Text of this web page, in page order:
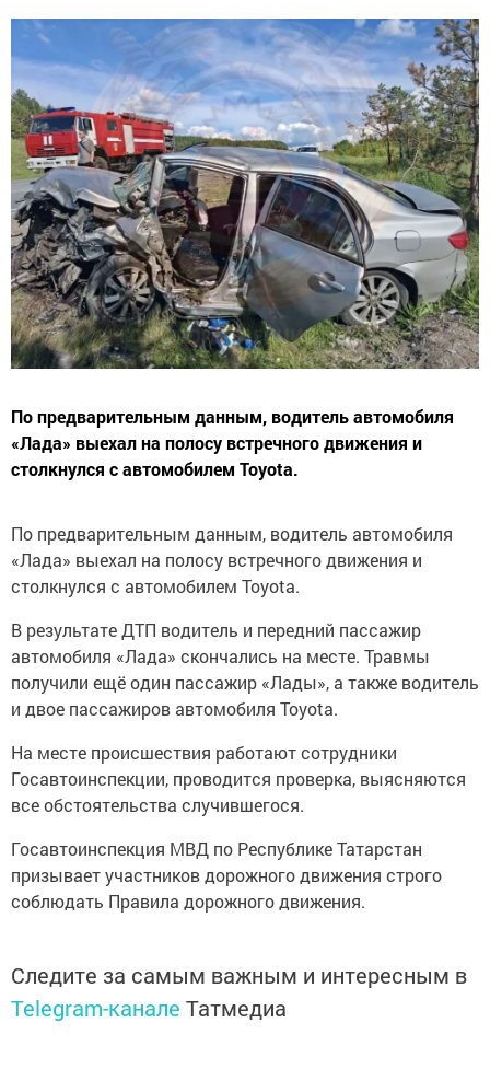
По предварительным данным, водитель автомобиля
«Лада» выехал на полосу встречного движения и
столкнулся с автомобилем Toyota.
По предварительным данным, водитель автомобиля
«Лада» выехал на полосу встречного движения и
столкнулся с автомобилем Toyota.
В результате ДТП водитель и передний пассажир
автомобиля «Лада» скончались на месте. Травмы
получили ещё один пассажир «Лады», а также водитель
и двое пассажиров автомобиля Toyota.
На месте происшествия работают сотрудники
Госавтоинспекции, проводится проверка, выясняются
все обстоятельства случившегося.
Госавтоинспекция МВД по Республике Татарстан
призывает участников дорожного движения строго
соблюдать Правила дорожного движения.
Следите за самым важным и интересным в
Telegram-канале Татмедиа